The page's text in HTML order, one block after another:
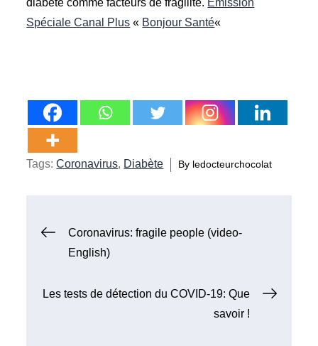
Spéciale Canal Plus « Bonjour Santé«
Tags:Coronavirus, Diabète By ledocteurchocolat
Navigation
Coronavirus: fragile people (video-
English)
Les tests de détection du COVID-19: Que
savoir !